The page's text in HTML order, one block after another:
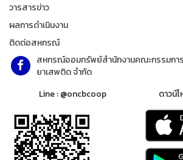
วารสารข่าว
ผลการดำเนินงาน
ติดต่อสหกรณ์
สหกรณ์ออมทรัพย์สำนักงานคณะกรรมกา
ยาเสพติด จำกัด
Line : @oncbcoop
ดาวน์